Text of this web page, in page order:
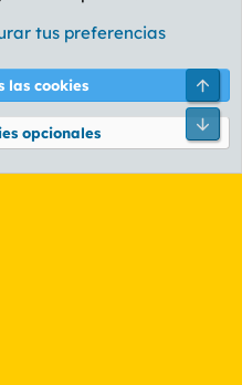
Política de privacidad Ayuda
2026 XenForo Ltd.
tus preferencias
las cookies
opcionales
Pie